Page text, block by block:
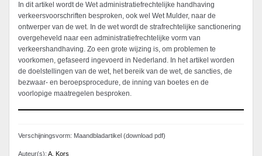
In dit artikel wordt de Wet administratiefrechtelijke handhaving
verkeersvoorschriften besproken, ook wel Wet Mulder, naar de
ontwerper van de wet. In de wet wordt de strafrechtelijke sanctionering
overgeheveld naar een administratiefrechtelijke vorm van
verkeershandhaving. Zo een grote wijzing is, om problemen te
voorkomen, gefaseerd ingevoerd in Nederland. In het artikel worden
de doelstellingen van de wet, het bereik van de wet, de sancties, de
bezwaar- en beroepsprocedure, de inning van boetes en de
voorlopige maatregelen besproken.
Verschijningsvorm: Maandbladartikel (download pdf)
Auteur(s): A. Kors